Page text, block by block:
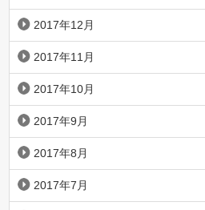
2017年12月
2017年11月
2017年10月
2017年9月
2017年8月
2017年7月